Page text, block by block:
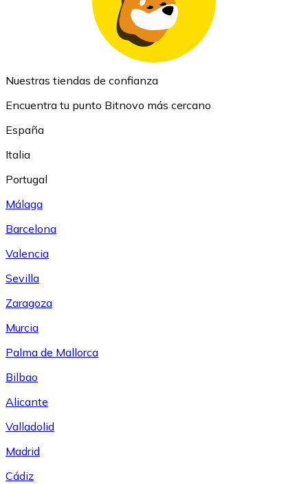
Nuestras tiendas de confianza
Encuentra tu punto Bitnovo más cercano
España
Italia
Portugal
Málaga
Barcelona
Valencia
Sevilla
Zaragoza
Murcia
Palma de Mallorca
Bilbao
Alicante
Valladolid
Madrid
Cádiz